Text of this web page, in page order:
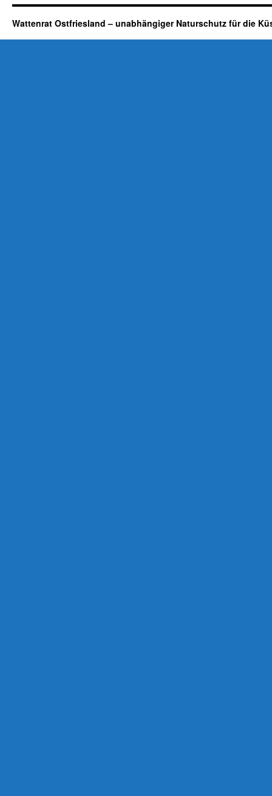
Wattenrat Ostfriesland – unabhängiger Naturschutz für die